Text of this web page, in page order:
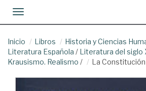
Toggle navigation
Inicio Libros Historia y Ciencias
Literatura Española / Literatura del siglo
Krausismo. Realismo / La